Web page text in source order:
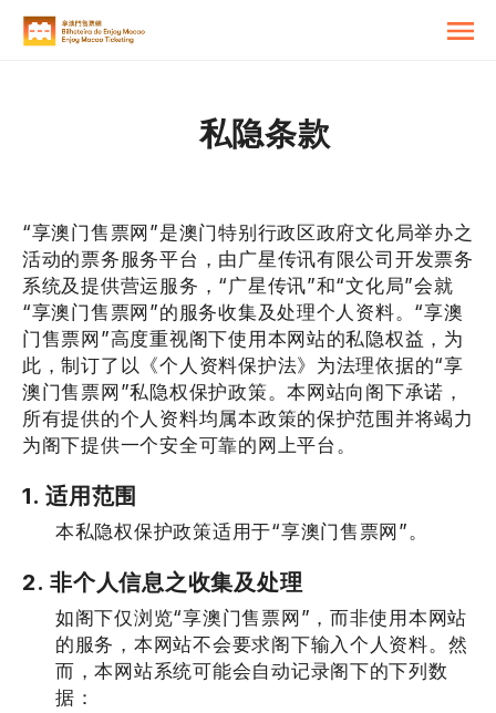
私隐条款
“享澳门售票网”是澳门特别行政区政府文化局举办之
活动的票务服务平台，由广星传讯有限公司开发票务
系统及提供营运服务，“广星传讯”和“文化局”会就
“享澳门售票网”的服务收集及处理个人资料。“享澳
门售票网”高度重视阁下使用本网站的私隐权益，为
此，制订了以《个人资料保护法》为法理依据的“享
澳门售票网”私隐权保护政策。本网站向阁下承诺，
所有提供的个人资料均属本政策的保护范围并将竭力
为阁下提供一个安全可靠的网上平台。
1. 适用范围
本私隐权保护政策适用于“享澳门售票网”。
2. 非个人信息之收集及处理
如阁下仅浏览“享澳门售票网”，而非使用本网站
的服务，本网站不会要求阁下输入个人资料。然
而，本网站系统可能会自动记录阁下的下列数
据：